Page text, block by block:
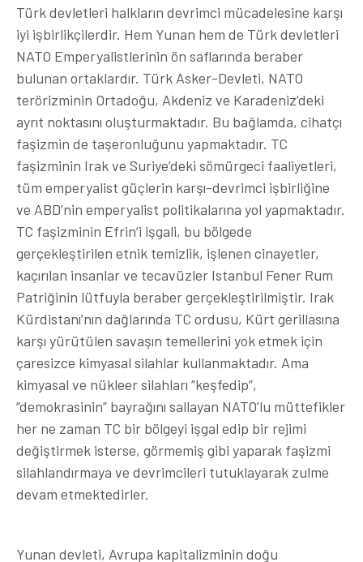
Türk devletleri halkların devrimci mücadelesine karşı
iyi işbirlikçilerdir. Hem Yunan hem de Türk devletleri
NATO Emperyalistlerinin ön saflarında beraber
bulunan ortaklardır. Türk Asker-Devleti, NATO
terörizminin Ortadoğu, Akdeniz ve Karadeniz’deki
ayrıt noktasını oluşturmaktadır. Bu bağlamda, cihatçı
faşizmin de taşeronluğunu yapmaktadır. TC
faşizminin Irak ve Suriye’deki sömürgeci faaliyetleri,
tüm emperyalist güçlerin karşı-devrimci işbirliğine
ve ABD’nin emperyalist politikalarına yol yapmaktadır.
TC faşizminin Efrin’i işgali, bu bölgede
gerçekleştirilen etnik temizlik, işlenen cinayetler,
kaçırılan insanlar ve tecavüzler Istanbul Fener Rum
Patriğinin lütfuyla beraber gerçekleştirilmiştir. Irak
Kürdistanı’nın dağlarında TC ordusu, Kürt gerillasına
karşı yürütülen savaşın temellerini yok etmek için
çaresizce kimyasal silahlar kullanmaktadır. Ama
kimyasal ve nükleer silahları “keşfedip”,
“demokrasinin” bayrağını sallayan NATO’lu müttefikler
her ne zaman TC bir bölgeyi işgal edip bir rejimi
değiştirmek isterse, görmemiş gibi yaparak faşizmi
silahlandırmaya ve devrimcileri tutuklayarak zulme
devam etmektedirler.
Yunan devleti, Avrupa kapitalizminin doğu